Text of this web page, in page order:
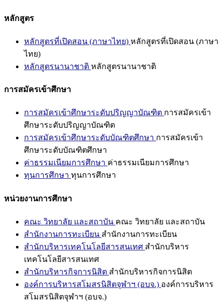
หลักสูตร
หลักสูตรที่เปิดสอน (ภาษาไทย) หลักสูตรที่เปิดสอน (ภาษา
ไทย)
หลักสูตรนานาชาติ หลักสูตรนานาชาติ
การสมัครเข้าศึกษา
การสมัครเข้าศึกษาระดับปริญญาบัณฑิต การสมัครเข้า
ศึกษาระดับปริญญาบัณฑิต
การสมัครเข้าศึกษาระดับบัณฑิตศึกษา การสมัครเข้า
ศึกษาระดับบัณฑิตศึกษา
ค่าธรรมเนียมการศึกษา ค่าธรรมเนียมการศึกษา
ทุนการศึกษา ทุนการศึกษา
หน่วยงานการศึกษา
คณะ วิทยาลัย และสถาบัน คณะ วิทยาลัย และสถาบัน
สำนักงานการทะเบียน สำนักงานการทะเบียน
สำนักบริหารเทคโนโลยีสารสนเทศ สำนักบริหาร
เทคโนโลยีสารสนเทศ
สำนักบริหารกิจการนิสิต สำนักบริหารกิจการนิสิต
องค์การบริหารสโมสรนิสิตจุฬาฯ (อบจ.) องค์การบริหาร
สโมสรนิสิตจุฬาฯ (อบจ.)